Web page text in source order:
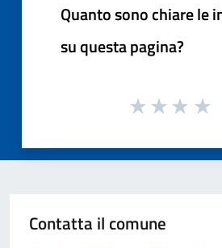
Quanto sono chiare le
su questa pagina?
Contatta il comune